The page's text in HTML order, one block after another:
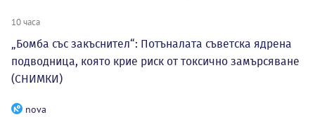
10 часа
„Бомба със закъснител“: Потъналата съветска ядрена
подводница, която крие риск от токсично замърсяване
(СНИМКИ)
nova